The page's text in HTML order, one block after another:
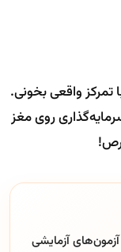
تمرکز واقعی بخونی.
روی مغز
آزمون‌های آزمایشی